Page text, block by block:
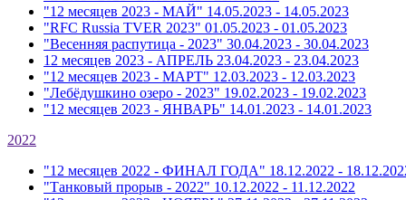
"12 месяцев 2023 - МАЙ" 14.05.2023 - 14.05.2023
"RFC Russia TVER 2023" 01.05.2023 - 01.05.2023
"Весенняя распутица - 2023" 30.04.2023 - 30.04.2023
12 месяцев 2023 - АПРЕЛЬ 23.04.2023 - 23.04.2023
"12 месяцев 2023 - МАРТ" 12.03.2023 - 12.03.2023
"Лебёдушкино озеро - 2023" 19.02.2023 - 19.02.2023
"12 месяцев 2023 - ЯНВАРЬ" 14.01.2023 - 14.01.2023
2022
"12 месяцев 2022 - ФИНАЛ ГОДА" 18.12.2022 -
"Танковый прорыв - 2022" 10.12.2022 - 11.12.2022